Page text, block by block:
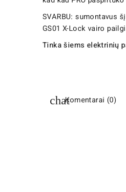
SVARBU: sumontavus
GS01 X-Lock vairo
Tinka šiems elektrinių
Komentarai (0)